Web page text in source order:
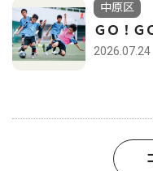
中原区
ＧＯ！Ｇ
2026.07.24